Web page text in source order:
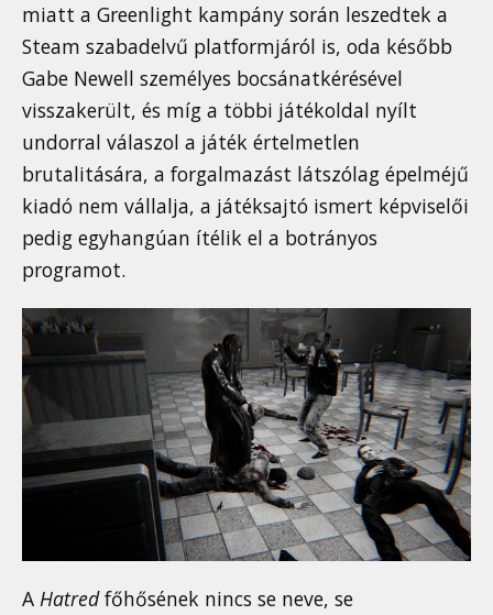
miatt a Greenlight kampány során leszedtek a
Steam szabadelvű platformjáról is, oda később
Gabe Newell személyes bocsánatkérésével
visszakerült, és míg a többi játékoldal nyílt
undorral válaszol a játék értelmetlen
brutalitására, a forgalmazást látszólag épelméjű
kiadó nem vállalja, a játéksajtó ismert képviselői
pedig egyhangúan ítélik el a botrányos
programot.
A Hatredfőhősének nincs se neve, se